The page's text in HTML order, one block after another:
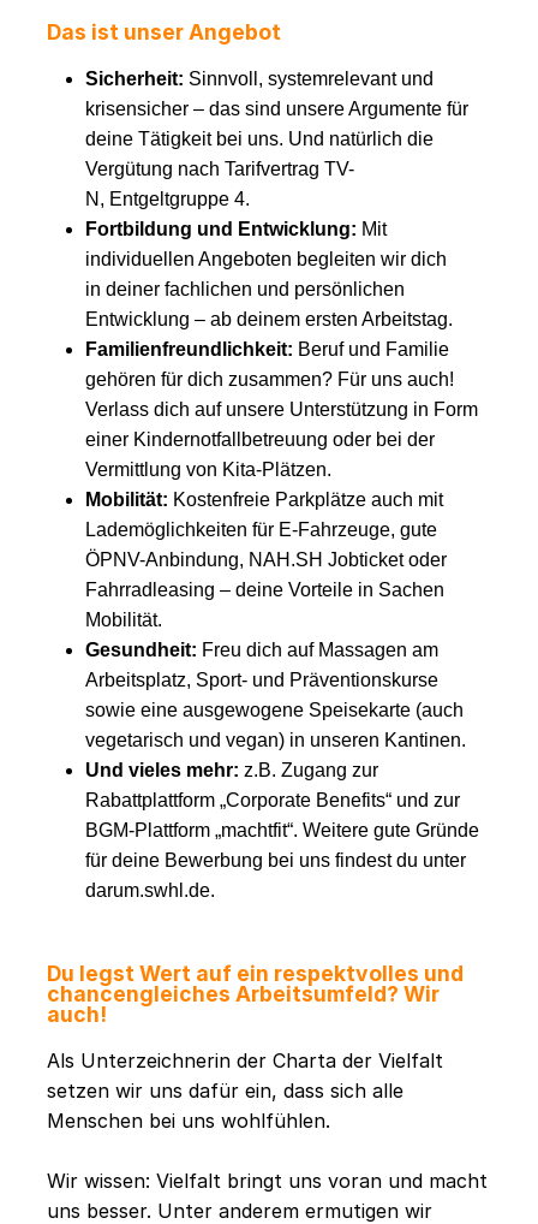
Das ist unser Angebot
Sicherheit: Sinnvoll, systemrelevant und
krisensicher – das sind unsere Argumente für
deine Tätigkeit bei uns. Und natürlich die
Vergütung nach Tarifvertrag TV-
N, Entgeltgruppe 4.
Fortbildung und Entwicklung: Mit
individuellen Angeboten begleiten wir dich
in deiner fachlichen und persönlichen
Entwicklung – ab deinem ersten Arbeitstag.
Familienfreundlichkeit: Beruf und Familie
gehören für dich zusammen? Für uns auch!
Verlass dich auf unsere Unterstützung in Form
einer Kindernotfallbetreuung oder bei der
Vermittlung von Kita-Plätzen.
Mobilität: Kostenfreie Parkplätze auch mit
Lademöglichkeiten für E-Fahrzeuge, gute
ÖPNV-Anbindung, NAH.SH Jobticket oder
Fahrradleasing – deine Vorteile in Sachen
Mobilität.
Gesundheit: Freu dich auf Massagen am
Arbeitsplatz, Sport- und Präventionskurse
sowie eine ausgewogene Speisekarte (auch
vegetarisch und vegan) in unseren Kantinen.
Und vieles mehr: z.B. Zugang zur
Rabattplattform „Corporate Benefits“ und zur
BGM-Plattform „machtfit“. Weitere gute Gründe
für deine Bewerbung bei uns findest du unter
darum.swhl.de.
Du legst Wert auf ein respektvolles und
chancengleiches Arbeitsumfeld? Wir
auch!
Als Unterzeichnerin der Charta der Vielfalt
setzen wir uns dafür ein, dass sich alle
Menschen bei uns wohlfühlen.
Wir wissen: Vielfalt bringt uns voran und macht
uns besser. Unter anderem ermutigen wir